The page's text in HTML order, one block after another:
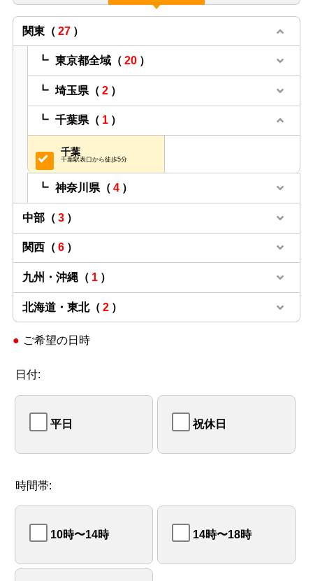
関東（ 27 ）
東京都全域（ 20 ）
埼玉県（ 2 ）
千葉県（ 1 ）
千葉
千葉駅表口から徒歩5分
神奈川県（ 4 ）
中部（ 3 ）
関西 （ 6 ）
九州・沖縄（ 1 ）
北海道・東北（ 2 ）
ご希望の日時
日付:
平日 祝休日
時間帯:
10時〜14時 14時〜18時